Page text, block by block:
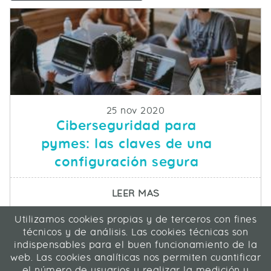
Fecha de publicacion
25 nov 2020
Ciberseguridad para
pymes: las claves de una
configuración segura
LEER MASSOBRE
ICA Informática y Comunicaciones Avanzadas SL
C/ La Rábida 27, 28039 Madrid
91 311 04 87
Utilizamos cookies propias y de terceros con fines
técnicos y de análisis. Las cookies técnicas son
indispensables para el buen funcionamiento de la
web. Las cookies analíticas nos permiten cuantificar